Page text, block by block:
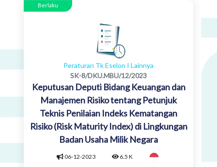
Berlaku
Peraturan Tk Eselon I Lainnya
SK-8/DKU.MBU/12/2023
Keputusan Deputi Bidang Keuangan dan
Manajemen Risiko tentang Petunjuk
Teknis Penilaian Indeks Kematangan
Risiko (Risk Maturity Index) di Lingkungan
Badan Usaha Milik Negara
06-12-2023 6.5 K